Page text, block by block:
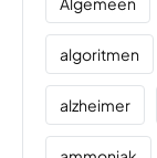
algoritmen
alzheimer